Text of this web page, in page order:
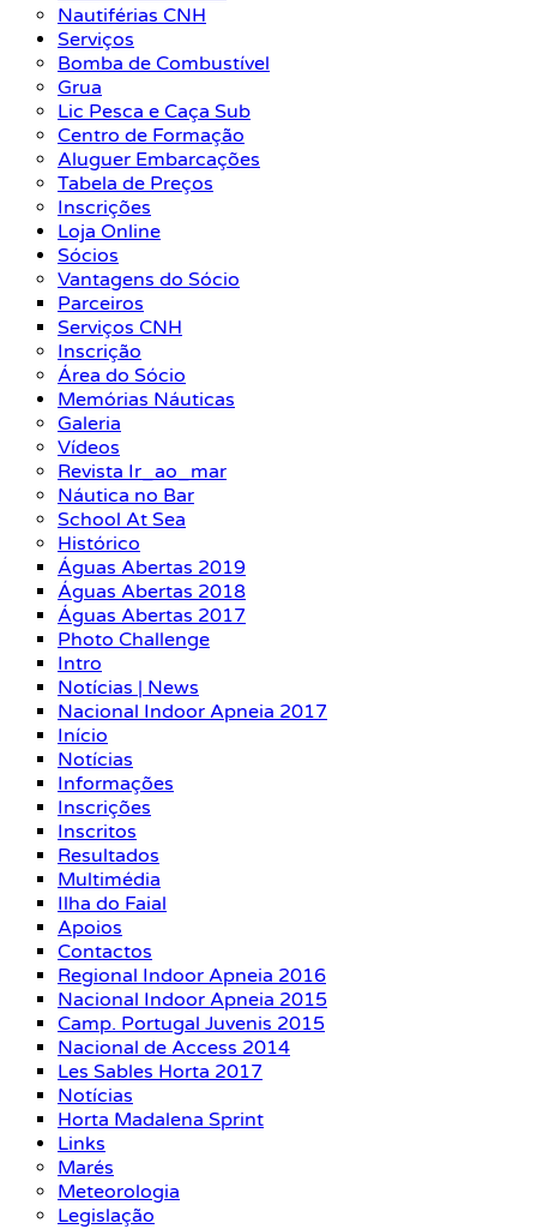
Nautiférias CNH
Serviços
Bomba de Combustível
Grua
Lic Pesca e Caça Sub
Centro de Formação
Aluguer Embarcações
Tabela de Preços
Inscrições
Loja Online
Sócios
Vantagens do Sócio
Parceiros
Serviços CNH
Inscrição
Área do Sócio
Memórias Náuticas
Galeria
Vídeos
Revista Ir_ao_mar
Náutica no Bar
School At Sea
Histórico
Águas Abertas 2019
Águas Abertas 2018
Águas Abertas 2017
Photo Challenge
Intro
Notícias | News
Nacional Indoor Apneia 2017
Início
Notícias
Informações
Inscrições
Inscritos
Resultados
Multimédia
Ilha do Faial
Apoios
Contactos
Regional Indoor Apneia 2016
Nacional Indoor Apneia 2015
Camp. Portugal Juvenis 2015
Nacional de Access 2014
Les Sables Horta 2017
Notícias
Horta Madalena Sprint
Links
Marés
Meteorologia
Legislação